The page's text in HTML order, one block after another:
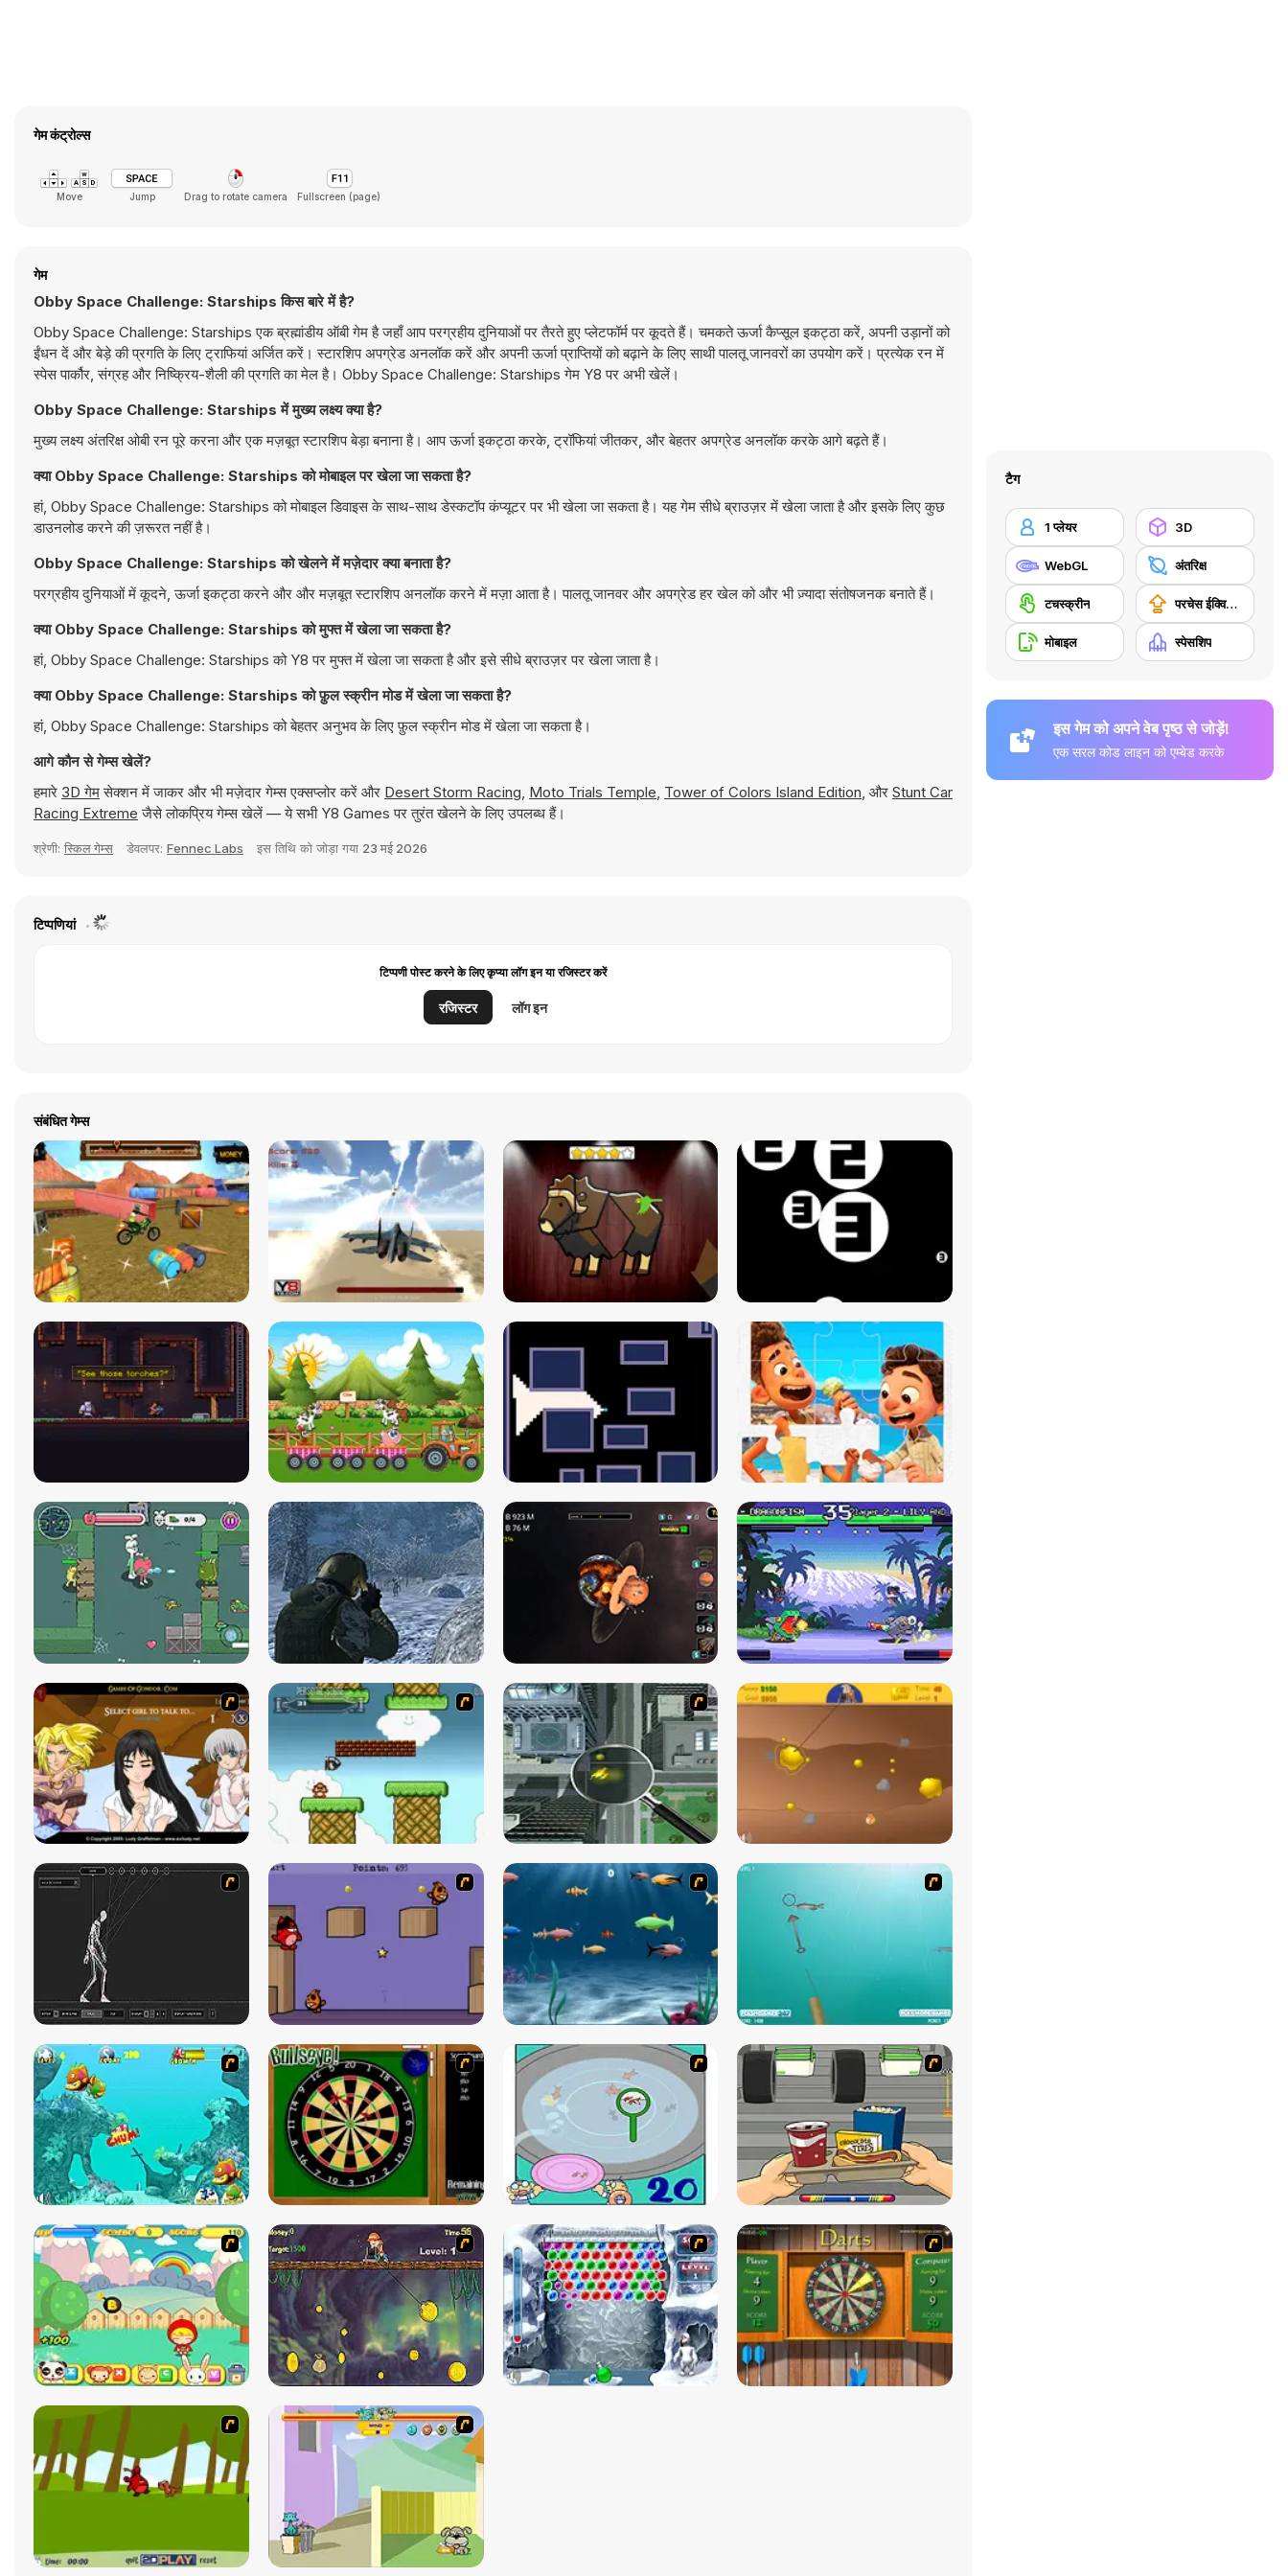
गेम कंट्रोल्स
Move Jump Drag to rotate camera Fullscreen (page)
गेम
Obby Space Challenge: Starships किस बारे में है?
Obby Space Challenge: Starships एक ब्रह्मांडीय ऑबी गेम है जहाँ आप परग्रहीय दुनियाओं पर तैरते हुए प्लेटफॉर्म पर कूदते हैं। चमकते ऊर्जा कैप्सूल इकट्ठा करें, अपनी उड़ानों को
ईंधन दें और बेड़े की प्रगति के लिए ट्राफियां अर्जित करें। स्टारशिप अपग्रेड अनलॉक करें और अपनी ऊर्जा प्राप्तियों को बढ़ाने के लिए साथी पालतू जानवरों का उपयोग करें। प्रत्येक रन में
स्पेस पार्कौर, संग्रह और निष्क्रिय-शैली की प्रगति का मेल है। Obby Space Challenge: Starships गेम Y8 पर अभी खेलें।
Obby Space Challenge: Starships में मुख्य लक्ष्य क्या है?
मुख्य लक्ष्य अंतरिक्ष ओबी रन पूरे करना और एक मज़बूत स्टारशिप बेड़ा बनाना है। आप ऊर्जा इकट्ठा करके, ट्रॉफियां जीतकर, और बेहतर अपग्रेड अनलॉक करके आगे बढ़ते हैं।
क्या Obby Space Challenge: Starships को मोबाइल पर खेला जा सकता है?
हां, Obby Space Challenge: Starships को मोबाइल डिवाइस के साथ-साथ डेस्कटॉप कंप्यूटर पर भी खेला जा सकता है। यह गेम सीधे ब्राउज़र में खेला जाता है और इसके लिए कुछ
डाउनलोड करने की ज़रूरत नहीं है।
Obby Space Challenge: Starships को खेलने में मज़ेदार क्या बनाता है?
परग्रहीय दुनियाओं में कूदने, ऊर्जा इकट्ठा करने और और मज़बूत स्टारशिप अनलॉक करने में मज़ा आता है। पालतू जानवर और अपग्रेड हर खेल को और भी ज़्यादा संतोषजनक बनाते हैं।
क्या Obby Space Challenge: Starships को मुफ्त में खेला जा सकता है?
हां, Obby Space Challenge: Starships को Y8 पर मुफ्त में खेला जा सकता है और इसे सीधे ब्राउज़र पर खेला जाता है।
क्या Obby Space Challenge: Starships को फ़ुल स्क्रीन मोड में खेला जा सकता है?
हां, Obby Space Challenge: Starships को बेहतर अनुभव के लिए फ़ुल स्क्रीन मोड में खेला जा सकता है।
आगे कौन से गेम्स खेलें?
हमारे 3D गेमसेक्शन में जाकर और भी मज़ेदार गेम्स एक्सप्लोर करें और Desert Storm Racing, Moto Trials Temple, Tower of Colors Island Edition, और Stunt Car
Racing Extreme जैसे लोकप्रिय गेम्स खेलें — ये सभी Y8 Games पर तुरंत खेलने के लिए उपलब्ध हैं।
श्रेणी: स्किल गेम्स डेवलपर: Fennec Labs इस तिथि को जोड़ा गया 23 मई 2026
टिप्पणियां
टिप्पणी पोस्ट करने के लिए कृप्या लॉग इन या रजिस्टर करें
रजिस्टर लॉग इन
संबंधित गेम्स
टैग
1 प्लेयर 3D
WebGL अंतरिक्ष
टचस्क्रीन परचेस ईक्विपमेंट अपग्रेड
मोबाइल स्पेसशिप
इस गेम को अपने वेब पृष्ठ से जोड़ें!
एक सरल कोड लाइन को एम्बेड करके